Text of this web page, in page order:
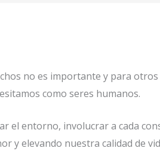
no es importante y para
como seres humanos.
el entorno, involucrar a cada
y elevando nuestra calidad de